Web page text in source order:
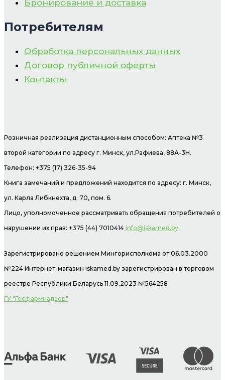
Бронирование и доставка
Потребителям
Обработка персональных данных
Договор публичной оферты
Контакты
Розничная реализация дистанционным способом: Аптека №3
второй категории по адресу г. Минск, ул.Рафиева, 88А-3Н.
Телефон: +375 (17) 326-35-94
Книга замечаний и предложений находится по адресу: г. Минск,
ул. Карла Либкнехта, д. 70, пом. 6.
Лицо, уполномоченное рассматривать обращения потребителей о
нарушении их прав: +375 (44) 7010414 info@iskamed.by
Зарегистрировано решением Мингорисполкома от 06.03.2000
№224 Интернет-магазин iskamed.by зарегистрирован в торговом
реестре Республики Беларусь 11.09.2023 №564258
ГУ "Госфармнадзор"